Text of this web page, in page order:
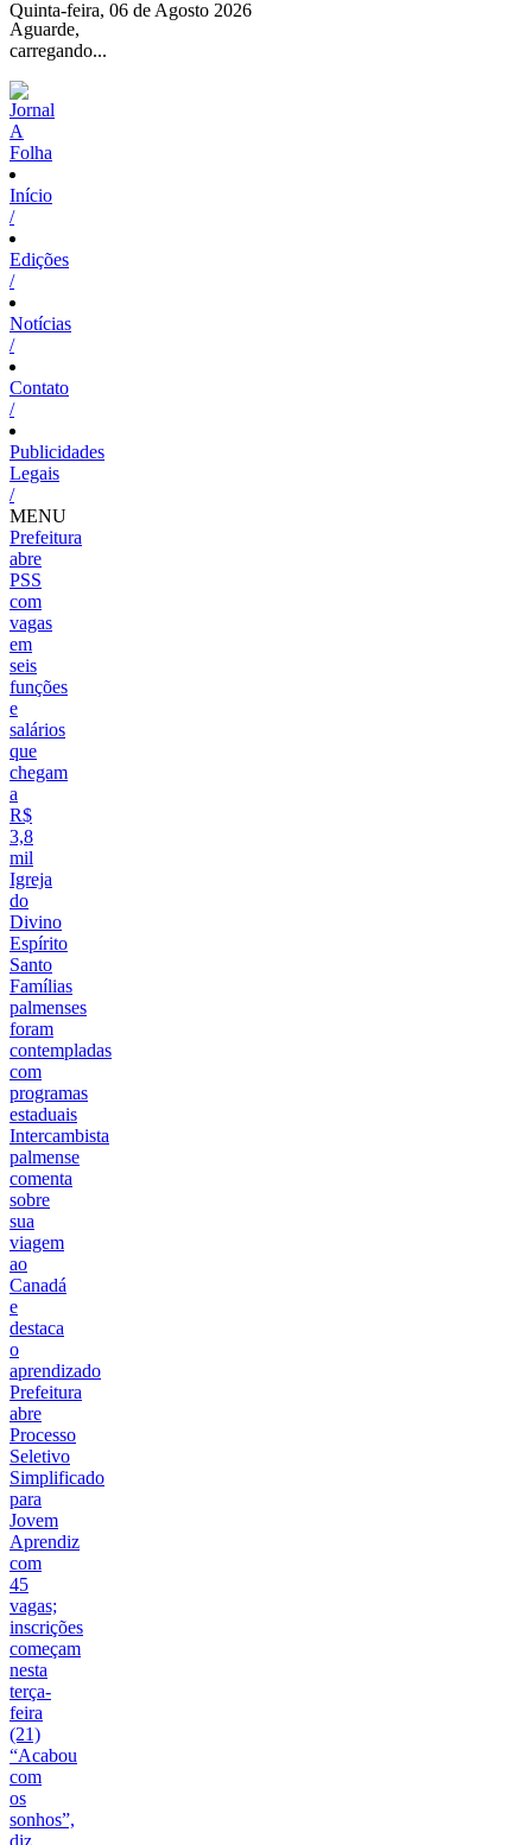
Aguarde,
carregando...
Quinta-feira, 06 de Agosto 2026
Início
/
Edições
/
Notícias
/
Contato
/
Publicidades
Legais
/
MENU
Prefeitura
abre
PSS
com
vagas
em
seis
funções
e
salários
que
chegam
a
R$
3,8
mil
Igreja
do
Divino
Espírito
Santo
Famílias
palmenses
foram
contempladas
com
programas
estaduais
Intercambista
palmense
comenta
sobre
sua
viagem
ao
Canadá
e
destaca
o
aprendizado
Prefeitura
abre
Processo
Seletivo
Simplificado
para
Jovem
Aprendiz
com
45
vagas;
inscrições
começam
nesta
terça-
feira
(21)
“Acabou
com
os
sonhos”,
diz